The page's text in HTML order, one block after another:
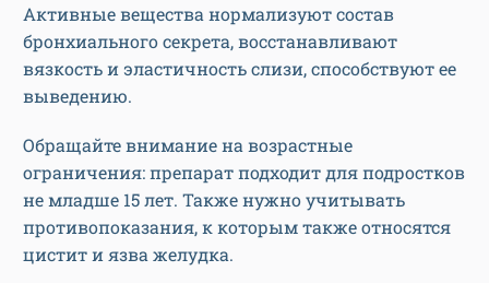
Активные вещества нормализуют состав
бронхиального секрета, восстанавливают
вязкость и эластичность слизи, способствуют ее
выведению.
Обращайте внимание на возрастные
ограничения: препарат подходит для подростков
не младше 15 лет. Также нужно учитывать
противопоказания, к которым также относятся
цистит и язва желудка.